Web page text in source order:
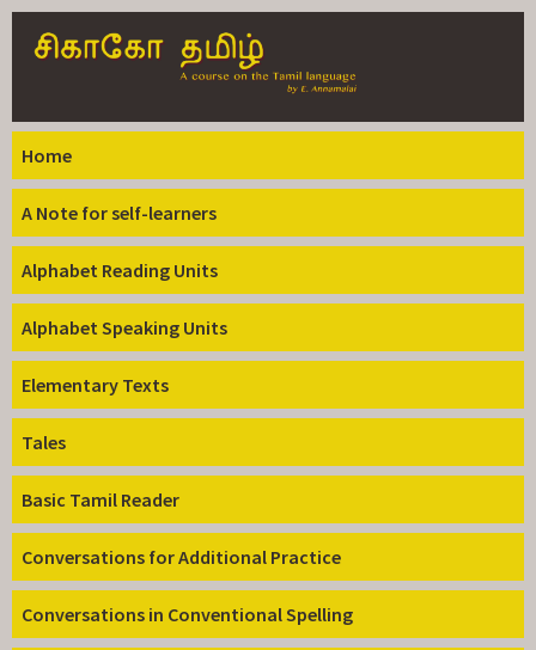
Skip to
main
content
Home
A Note for self-learners
Alphabet Reading Units
Alphabet Speaking Units
Elementary Texts
Tales
Basic Tamil Reader
Conversations for Additional Practice
Conversations in Conventional Spelling